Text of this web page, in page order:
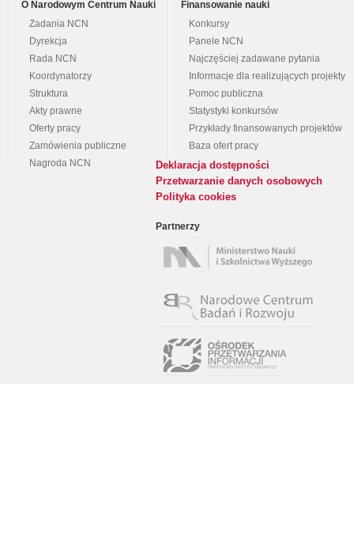
O Narodowym Centrum Nauki
Zadania NCN
Dyrekcja
Rada NCN
Koordynatorzy
Struktura
Akty prawne
Oferty pracy
Zamówienia publiczne
Nagroda NCN
Finansowanie nauki
Konkursy
Panele NCN
Najczęściej zadawane pytania
Informacje dla realizujących projekty
Pomoc publiczna
Statystyki konkursów
Przykłady finansowanych projektów
Baza ofert pracy
Deklaracja dostępności
Przetwarzanie danych osobowych
Polityka cookies
Partnerzy